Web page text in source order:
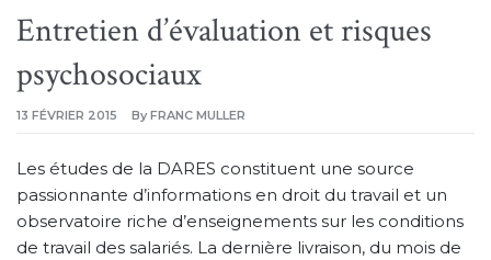
Entretien d’évaluation et risques
psychosociaux
13 FÉVRIER 2015 By FRANC MULLER
Les études de la DARES constituent une source
passionnante d’informations en droit du travail et un
observatoire riche d’enseignements sur les conditions
de travail des salariés. La dernière livraison, du mois de